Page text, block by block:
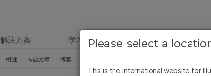
解决方案 学习 公司 支持
概述 专题文章 博客 新闻稿 Illumina图片 SomaLogic 加入
查看更多相关内容。选
癌症研究
微生物学
Please select a
This is the international website for